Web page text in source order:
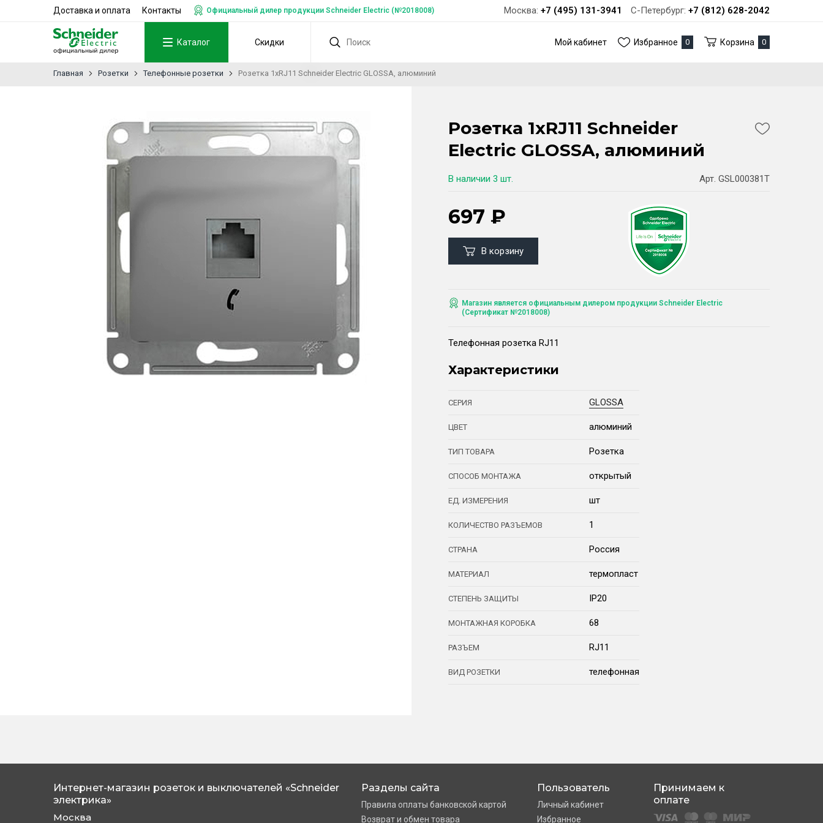
Доставка и оплата Контакты Официальный дилер продукции Schneider Electric (№2018008) Москва: +7 (495) 131-3941 С-Петербург: +7 (812) 628-2042
Каталог Скидки Мой кабинет Избранное 0 Корзина 0
Главная Розетки Телефонные розетки Розетка 1xRJ11 Schneider Electric GLOSSA, алюминий
Розетка 1xRJ11 Schneider
Electric GLOSSA, алюминий
В наличии 3 шт. Арт. GSL000381T
697 ₽
В корзину
Магазин является официальным дилером продукции Schneider Electric
(Сертификат №2018008)
Телефонная розетка RJ11
Характеристики
СЕРИЯ GLOSSA
ЦВЕТ алюминий
ТИП ТОВАРА Розетка
СПОСОБ МОНТАЖА открытый
ЕД. ИЗМЕРЕНИЯ шт
КОЛИЧЕСТВО РАЗЪЕМОВ 1
СТРАНА Россия
МАТЕРИАЛ термопласт
СТЕПЕНЬ ЗАЩИТЫ IP20
МОНТАЖНАЯ КОРОБКА 68
РАЗЪЕМ RJ11
ВИД РОЗЕТКИ телефонная
Интернет-магазин розеток и выключателей «Schneider
электрика»
Москва
Разделы сайта
Правила оплаты банковской картой
Возврат и обмен товара
Пользователь
Личный кабинет
Избранное
Принимаем к
оплате